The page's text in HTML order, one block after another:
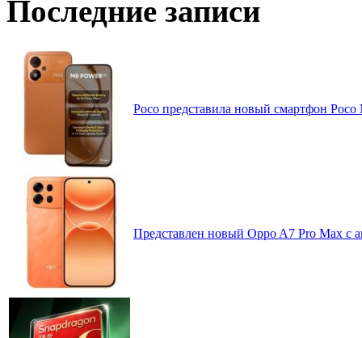
Последние записи
Poco представила новый смартфон
Представлен новый Oppo A7 Pro Max с